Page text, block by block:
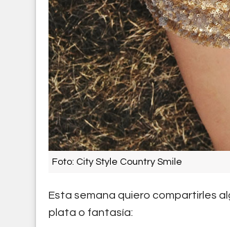
Foto: City Style Country Smile
Esta semana quiero compartirles
plata o fantasía: